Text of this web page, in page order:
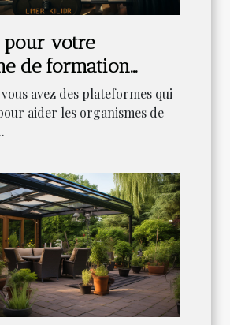
votre
de formation
faire le
avez des plateformes qui
aider les organismes de